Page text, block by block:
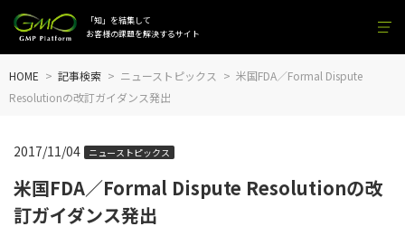
「知」を結集して
お客様の課題を解決するサイト
HOME 記事検索 ニューストピックス
米国FDA／Formal Dispute
Resolutionの改訂ガイダンス発出
米国FDA／Formal Dispute Resolutionの改
訂ガイダンス発出
2017/11/04 ニューストピックス